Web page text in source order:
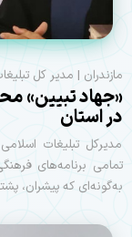
مازندران | مدیر کل
«جهاد تبیین»
در استان
مدیرکل تبلیغات
تمامی برنامه‌های
به‌گونه‌ای که پیشران،